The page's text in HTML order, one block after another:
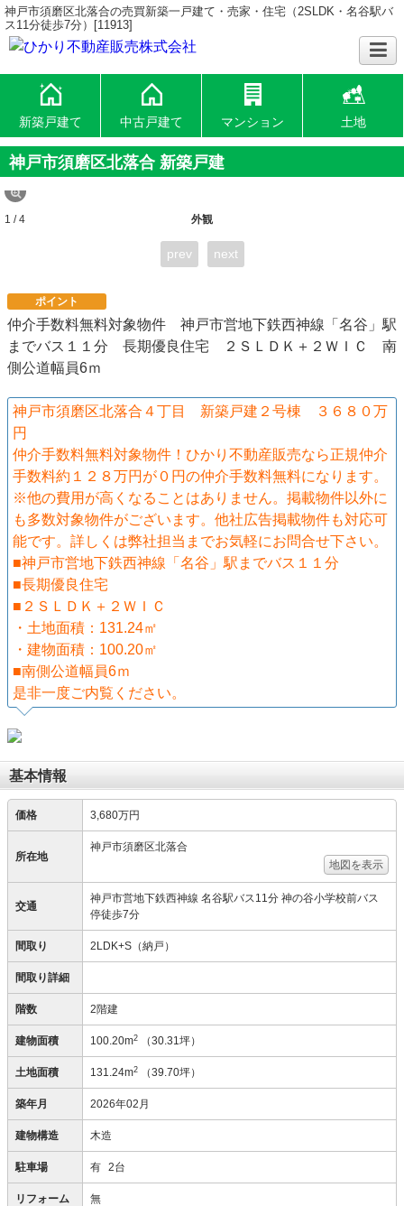
神戸市須磨区北落合の売買新築一戸建て・売家・住宅（2SLDK・名谷駅バ
ス11分徒歩7分）[11913]
新築戸建て 中古戸建て マンション 土地
神戸市須磨区北落合 新築戸建
外観
1 / 4
prev next
ポイント
仲介手数料無料対象物件 神戸市営地下鉄西神線「名谷」駅
までバス１１分 長期優良住宅 ２ＳＬＤＫ＋２ＷＩＣ 南
側公道幅員6ｍ
神戸市須磨区北落合４丁目 新築戸建２号棟 ３６８０万
円
仲介手数料無料対象物件！ひかり不動産販売なら正規仲介
手数料約１２８万円が０円の仲介手数料無料になります。
※他の費用が高くなることはありません。掲載物件以外に
も多数対象物件がございます。他社広告掲載物件も対応可
能です。詳しくは弊社担当までお気軽にお問合せ下さい。
■神戸市営地下鉄西神線「名谷」駅までバス１１分
■長期優良住宅
■２ＳＬＤＫ＋２ＷＩＣ
・土地面積：131.24㎡
・建物面積：100.20㎡
■南側公道幅員6ｍ
是非一度ご内覧ください。
基本情報
価格 3,680万円
所在地
神戸市須磨区北落合
地図を表示
交通
神戸市営地下鉄西神線 名谷駅バス11分 神の谷小学校前バス
停徒歩7分
間取り 2LDK+S（納戸）
間取り詳細
階数 2階建
建物面積 100.20m2 （30.31坪）
土地面積 131.24m2 （39.70坪）
築年月 2026年02月
建物構造 木造
駐車場 有 2台
リフォーム 無